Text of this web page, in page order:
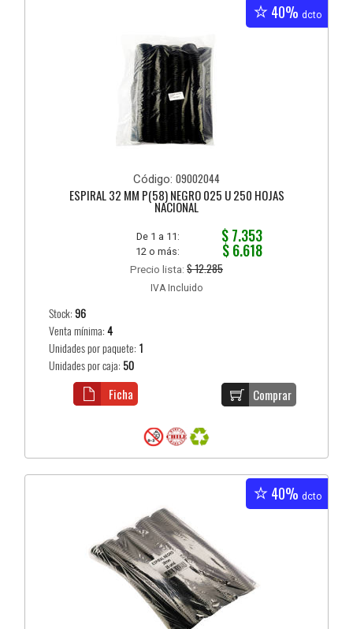
40% dcto
Código: 09002044
ESPIRAL 32 MM P(58) NEGRO 025 U 250 HOJAS
NACIONAL
De 1 a 11: $ 7.353
12 o más: $ 6.618
Precio lista: $ 12.285
IVA Incluido
Stock:96
Venta mínima:4
Unidades por paquete: 1
Unidades por caja: 50
Comprar
Ficha
40% dcto